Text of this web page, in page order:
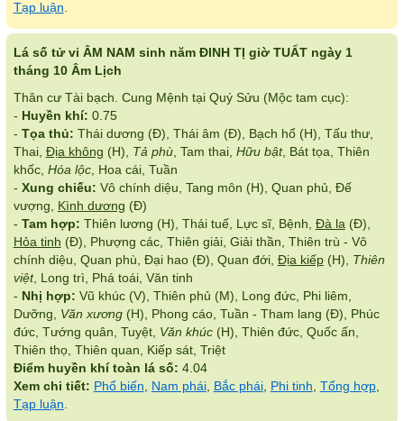
Tạp luận.
Lá số tử vi ÂM NAM sinh năm ĐINH TỊ giờ TUẤT ngày 1
tháng 10 Âm Lịch
Thân cư Tài bạch. Cung Mệnh tại Quý Sửu (Mộc tam cục):
- Huyền khí: 0.75
- Tọa thủ: Thái dương (Đ), Thái âm (Đ), Bạch hổ (H), Tấu thư,
Thai, Địa không (H), Tả phù, Tam thai, Hữu bật, Bát tọa, Thiên
khốc, Hóa lộc, Hoa cái, Tuần
- Xung chiếu: Vô chính diệu, Tang môn (H), Quan phủ, Đế
vượng,
Kình dương (Đ)
- Tam hợp: Thiên lương (H), Thái tuế, Lực sĩ, Bệnh, Đà la (Đ),
Hỏa tinh (Đ), Phượng các, Thiên giải, Giải thần, Thiên trù - Vô
chính diệu, Quan phù, Đại hao (Đ), Quan đới, Địa kiếp(H), Thiên
việt, Long trì, Phá toái, Văn tinh
- Nhị hợp: Vũ khúc (V), Thiên phủ (M), Long đức, Phi liêm,
Dưỡng, Văn xương(H), Phong cáo, Tuần - Tham lang (Đ), Phúc
đức, Tướng quân, Tuyệt, Văn khúc(H), Thiên đức, Quốc ấn,
Thiên thọ, Thiên quan, Kiếp sát, Triệt
Điểm huyền khí toàn lá số: 4.04
Xem chi tiết: Phổ biến Nam phái, Bắc phái, Phi tinh Tổng hợp,
Tạp luận